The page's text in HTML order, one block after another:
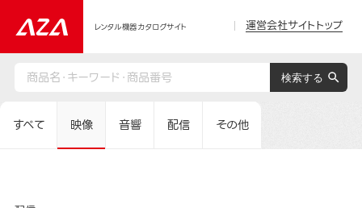
レンタル機器カタログサイト 運営会社サイトトップ
すべて 映像 音響 配信 その他